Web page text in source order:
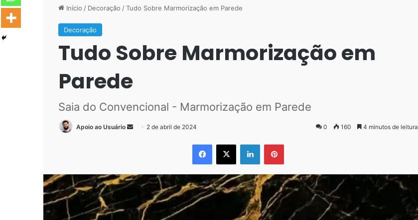
Início / Decoração /Tudo Sobre Marmorização em Parede
Decoração
Tudo Sobre Marmorização em
Parede
Saia do Convencional - Marmorização em Parede
Apoio ao Usuário
Mande2 de abril de 2024 0 160 4 minutos de leitura
Facebook
X LinkedinPinterest